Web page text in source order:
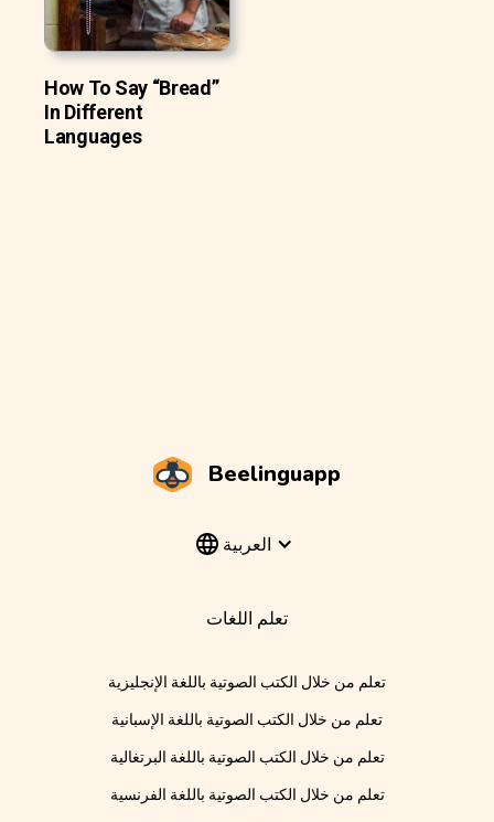
How To Say “Bread”
In Different
Languages
Beelinguapp
العربية
تعلم اللغات
تعلم من خلال الكتب الصوتية باللغة الإنجليزية
تعلم من خلال الكتب الصوتية باللغة الإسبانية
تعلم من خلال الكتب الصوتية باللغة البرتغالية
تعلم من خلال الكتب الصوتية باللغة الفرنسية